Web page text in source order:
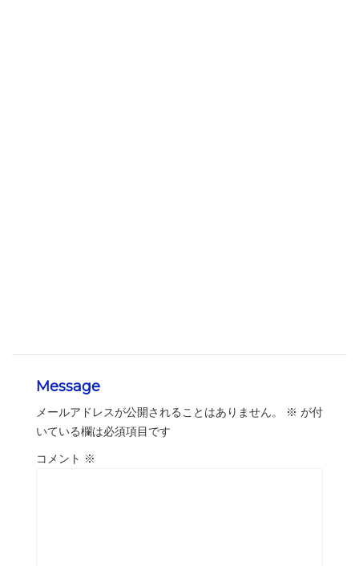
Message
メールアドレスが公開されることはありません。 ※ が付
いている欄は必須項目です
コメント ※